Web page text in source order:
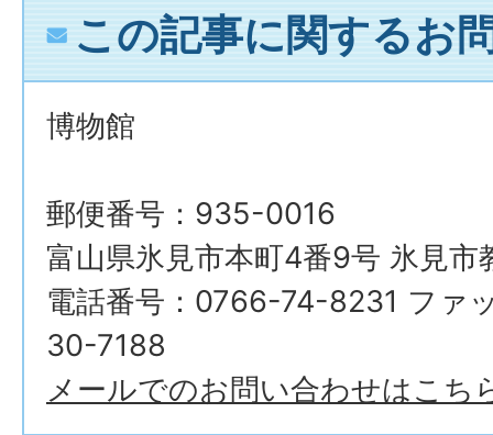
この記事に関するお
博物館
郵便番号：935-0016
富山県氷見市本町4番9号 氷見市
電話番号：0766-74-8231 ファ
30-7188
メールでのお問い合わせはこち